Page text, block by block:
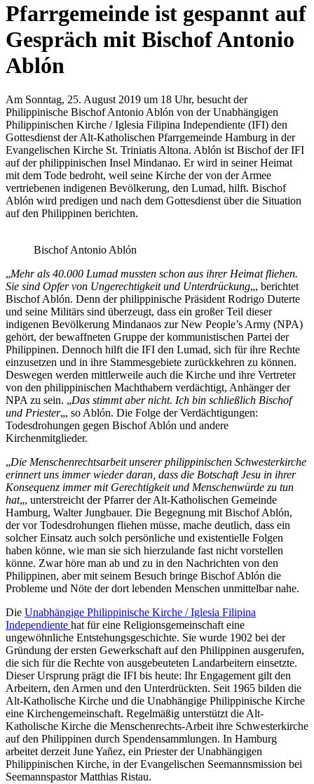
Pfarrgemeinde ist gespannt auf
Gespräch mit Bischof Antonio
Ablón
Am Sonntag, 25. August 2019 um 18 Uhr, besucht der
Philippinische Bischof Antonio Ablón von der Unabhängigen
Philippinischen Kirche / Iglesia Filipina Independiente (IFI) den
Gottesdienst der Alt-Katholischen Pfarrgemeinde Hamburg in der
Evangelischen Kirche St. Triniatis Altona. Ablón ist Bischof der IFI
auf der philippinischen Insel Mindanao. Er wird in seiner Heimat
mit dem Tode bedroht, weil seine Kirche der von der Armee
vertriebenen indigenen Bevölkerung, den Lumad, hilft. Bischof
Ablón wird predigen und nach dem Gottesdienst über die Situation
auf den Philippinen berichten.
Bischof Antonio Ablón
„Mehr als 40.000 Lumad mussten schon aus ihrer Heimat fliehen.
Sie sind Opfer von Ungerechtigkeit und Unterdrückung„, berichtet
Bischof Ablón. Denn der philippinische Präsident Rodrigo Duterte
und seine Militärs sind überzeugt, dass ein großer Teil dieser
indigenen Bevölkerung Mindanaos zur New People’s Army (NPA)
gehört, der bewaffneten Gruppe der kommunistischen Partei der
Philippinen. Dennoch hilft die IFI den Lumad, sich für ihre Rechte
einzusetzen und in ihre Stammesgebiete zurückkehren zu können.
Deswegen werden mittlerweile auch die Kirche und ihre Vertreter
von den philippinischen Machthabern verdächtigt, Anhänger der
NPA zu sein. „Das stimmt aber nicht. Ich bin schließlich Bischof
und Priester„, so Ablón. Die Folge der Verdächtigungen:
Todesdrohungen gegen Bischof Ablón und andere
Kirchenmitglieder.
„Die Menschenrechtsarbeit unserer philippinischen Schwesterkirche
erinnert uns immer wieder daran, dass die Botschaft Jesu in ihrer
Konsequenz immer mit Gerechtigkeit und Menschenwürde zu tun
hat„, unterstreicht der Pfarrer der Alt-Katholischen Gemeinde
Hamburg, Walter Jungbauer. Die Begegnung mit Bischof Ablón,
der vor Todesdrohungen fliehen müsse, mache deutlich, dass ein
solcher Einsatz auch solch persönliche und existentielle Folgen
haben könne, wie man sie sich hierzulande fast nicht vorstellen
könne. Zwar höre man ab und zu in den Nachrichten von den
Philippinen, aber mit seinem Besuch bringe Bischof Ablón die
Probleme und Nöte der dort lebenden Menschen unmittelbar nahe.
Die Unabhängige Philippinische Kirche / Iglesia Filipina
Independiente hat für eine Religionsgemeinschaft eine
ungewöhnliche Entstehungsgeschichte. Sie wurde 1902 bei der
Gründung der ersten Gewerkschaft auf den Philippinen ausgerufen,
die sich für die Rechte von ausgebeuteten Landarbeitern einsetzte.
Dieser Ursprung prägt die IFI bis heute: Ihr Engagement gilt den
Arbeitern, den Armen und den Unterdrückten. Seit 1965 bilden die
Alt-Katholische Kirche und die Unabhängige Philippinische Kirche
eine Kirchengemeinschaft. Regelmäßig unterstützt die Alt-
Katholische Kirche die Menschenrechts-Arbeit ihre Schwesterkirche
auf den Philippinen durch Spendensammlungen. In Hamburg
arbeitet derzeit June Yañez, ein Priester der Unabhängigen
Philippinischen Kirche, in der Evangelischen Seemannsmission bei
Seemannspastor Matthias Ristau.